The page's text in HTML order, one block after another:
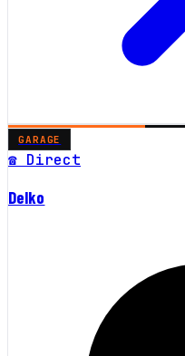
GARAGE
☎ Direct
Delko